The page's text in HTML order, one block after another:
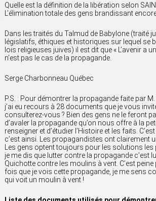
Quelle est la définition de la libération selon
L’élimination totale des gens brandissant
Dans les traités du Talmud de Babylone (traité
législatifs, éthiques et historiques sur lequel se
lois religieuses juives) il est dit que « L’avenir a
n’est pas le cas de la propagande.
Serge Charbonneau Québec
P.S. : Pour démontrer la propagande faite par
j’ai eu recours à 28 documents que je vous
consulterez-vous ? Bien des gens ne le feront
d’avaler la propagande qu’on nous offre à la
renseigner et d’étudier l’Histoire et les faits.
c’est ainsi. Les propagandistes ont clairement
Les gens optent toujours pour les solutions
je me dis que lutter contre la propagande c’est
Quichotte contre les moulins à vent. C’est
fois que je vois cette propagande, je me sens
qui voit un moulin à vent !